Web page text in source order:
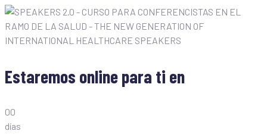
Estaremos online para ti en
00
días